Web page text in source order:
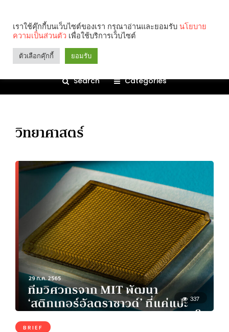
Search Categories
วิทยาศาสตร์
337
BRIEF
เราใช้คุ๊กกี้บนเว็บไซต์ของเรา กรุณาอ่านและยอมรับ นโยบาย
ความเป็นส่วนตัว เพื่อใช้บริการเว็บไซต์
ตัวเลือกคุ๊กกี้ ยอมรับ